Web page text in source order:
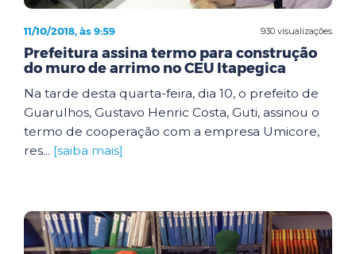
930 visualizações
11/10/2018, às 9:59
Prefeitura assina termo para construção
do muro de arrimo no CEU Itapegica
Na tarde desta quarta-feira, dia 10, o prefeito de
Guarulhos, Gustavo Henric Costa, Guti, assinou o
termo de cooperação com a empresa Umicore,
res... [saiba mais]